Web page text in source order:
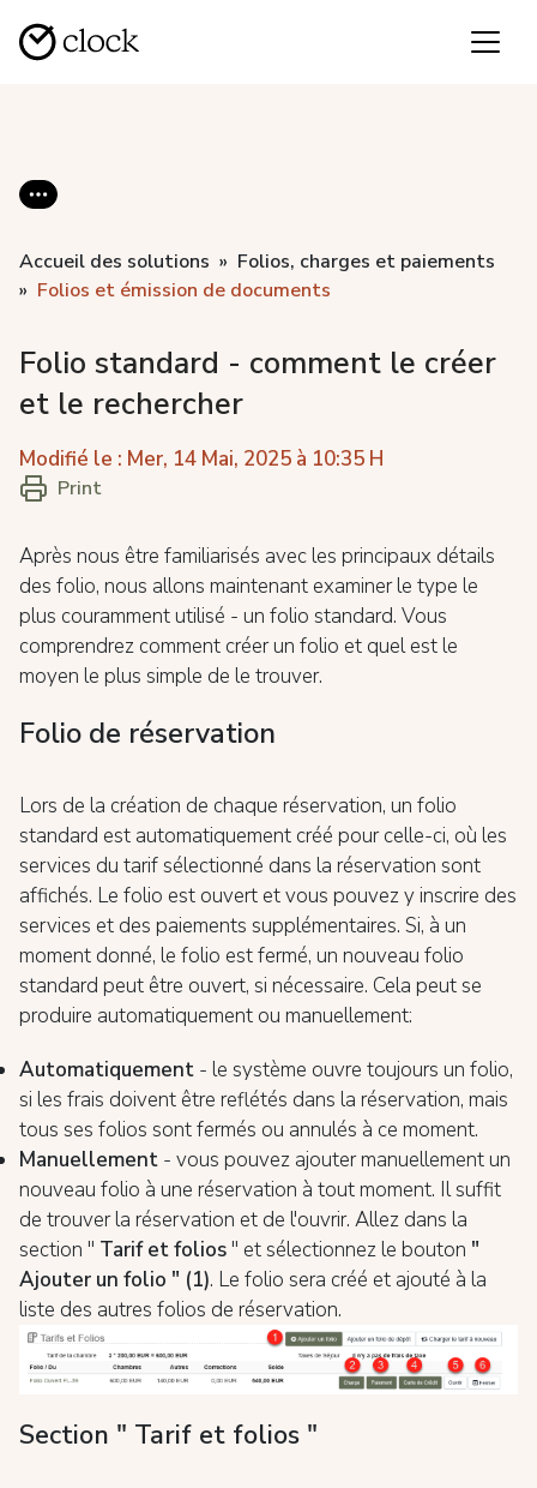
Accueil des solutions
Folios, charges et paiements
Folios et émission de documents
Folio standard - comment le créer
et le rechercher
Modifié le : Mer, 14 Mai, 2025 à 10:35 H
Print
Après nous être familiarisés avec les principaux détails
des folio, nous allons maintenant examiner le type le
plus couramment utilisé - un folio standard. Vous
comprendrez comment créer un folio et quel est le
moyen le plus simple de le trouver.
Folio de réservation
Lors de la création de chaque réservation, un folio
standard est automatiquement créé pour celle-ci, où les
services du tarif sélectionné dans la réservation sont
affichés. Le folio est ouvert et vous pouvez y inscrire des
services et des paiements supplémentaires. Si, à un
moment donné, le folio est fermé, un nouveau folio
standard peut être ouvert, si nécessaire. Cela peut se
produire automatiquement ou manuellement:
Automatiquement - le système ouvre toujours un folio,
si les frais doivent être reflétés dans la réservation, mais
tous ses folios sont fermés ou annulés à ce moment.
Manuellement - vous pouvez ajouter manuellement un
nouveau folio à une réservation à tout moment. Il suffit
de trouver la réservation et de l'ouvrir. Allez dans la
section " Tarif et folios" et sélectionnez le bouton "
Ajouter un folio " (1). Le folio sera créé et ajouté à la
liste des autres folios de réservation.
Section " Tarif et folios "